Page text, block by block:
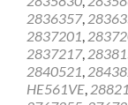
2836357,
2837201,
2837217,
2840521,
HE561VE,